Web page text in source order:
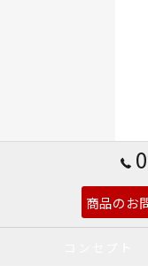
商品のお